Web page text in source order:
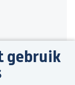
gebruik